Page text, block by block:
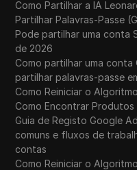
Zalando
Zelle
Como Partilhar a IA
Partilhar Palavras-Passe
Pode partilhar uma conta
de 2026
Como partilhar uma conta
partilhar palavras-passe
Como Reiniciar o
Como Encontrar
Guia de Registo Google
comuns e fluxos de
contas
Como Reiniciar o